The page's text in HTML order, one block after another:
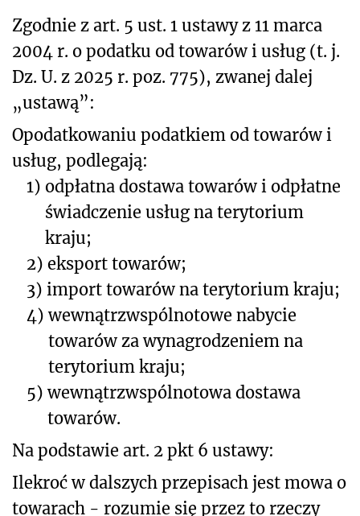
Zgodnie z art. 5 ust. 1 ustawy z 11 marca
2004 r. o podatku od towarów i usług (t. j.
Dz. U. z 2025 r. poz. 775), zwanej dalej
„ustawą”:
Opodatkowaniu podatkiem od towarów i
usług, podlegają:
1) odpłatna dostawa towarów i odpłatne
świadczenie usług na terytorium
kraju;
2) eksport towarów;
3) import towarów na terytorium kraju;
4) wewnątrzwspólnotowe nabycie
towarów za wynagrodzeniem na
terytorium kraju;
5) wewnątrzwspólnotowa dostawa
towarów.
Na podstawie art. 2 pkt 6 ustawy:
Ilekroć w dalszych przepisach jest mowa o
towarach - rozumie się przez to rzeczy